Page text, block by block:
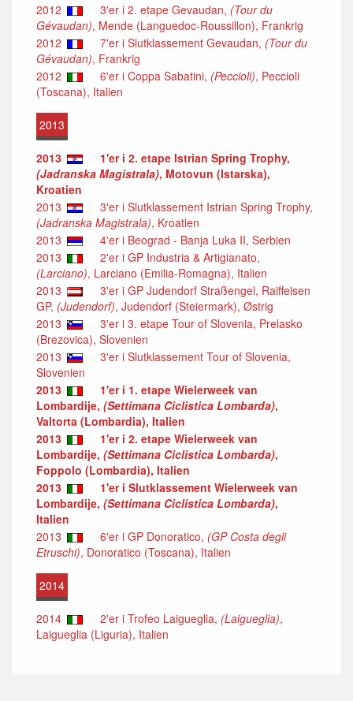
2012 3'er i 2. etape Gevaudan, (Tour du
Gévaudan), Mende (Languedoc-Roussillon), Frankrig
2012
7'er i Slutklassement Gevaudan, (Tour du
Gévaudan), Frankrig
2012
6'er i Coppa Sabatini, (Peccioli), Peccioli
(Toscana), Italien
2013
2013
1'er i 2. etape Istrian Spring Trophy,
(Jadranska Magistrala), Motovun (Istarska),
Kroatien
2013
3'er i Slutklassement Istrian Spring Trophy,
(Jadranska Magistrala), Kroatien
2013
4'er i Beograd - Banja Luka II, Serbien
2013
2'er i GP Industria & Artigianato,
(Larciano), Larciano (Emilia-Romagna), Italien
2013
3'er i GP Judendorf Straßengel, Raiffeisen
GP, (Judendorf), Judendorf (Steiermark), Østrig
2013
3'er i 3. etape Tour of Slovenia, Prelasko
(Brezovica), Slovenien
2013
3'er i Slutklassement Tour of Slovenia,
Slovenien
2013
1'er i 1. etape Wielerweek van
Lombardije, (Settimana Ciclistica Lombarda),
Valtorta (Lombardia), Italien
2013
1'er i 2. etape Wielerweek van
Lombardije, (Settimana Ciclistica Lombarda),
Foppolo (Lombardia), Italien
2013
1'er i Slutklassement Wielerweek van
Lombardije, (Settimana Ciclistica Lombarda),
Italien
2013
6'er i GP Donoratico, (GP Costa degli
Etruschi), Donoratico (Toscana), Italien
2014
2014 2'er i Trofeo Laigueglia, (Laigueglia),
Laigueglia (Liguria), Italien